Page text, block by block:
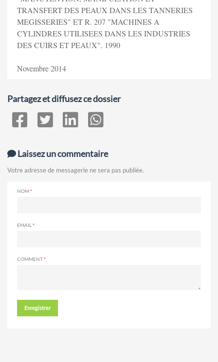
TRANSFERT DES PEAUX DANS LES TANNERIES
MEGISSERIES" ET R. 207 "MACHINES A
CYLINDRES UTILISEES DANS LES INDUSTRIES
DES CUIRS ET PEAUX". 1990
Novembre 2014
Partagez et diffusez ce dossier
Laissez un commentaire
Votre adresse de messagerie ne sera pas publiée.
NOM
EMAIL
COMMENT
Enregistrer